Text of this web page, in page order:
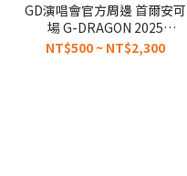
GD演唱會官方周邊 首爾安可
場 G-DRAGON 2025
WORLD TOUR IN SEOUL
NT$500 ~ NT$2,300